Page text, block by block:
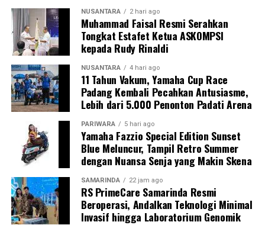
NUSANTARA 2 hari ago
Muhammad Faisal Resmi Serahkan
Tongkat Estafet Ketua ASKOMPSI
kepada Rudy Rinaldi
NUSANTARA 4 hari ago
11 Tahun Vakum, Yamaha Cup Race
Padang Kembali Pecahkan Antusiasme,
Lebih dari 5.000 Penonton Padati Arena
PARIWARA 5 hari ago
Yamaha Fazzio Special Edition Sunset
Blue Meluncur, Tampil Retro Summer
dengan Nuansa Senja yang Makin Skena
SAMARINDA 22 jam ago
RS PrimeCare Samarinda Resmi
Beroperasi, Andalkan Teknologi Minimal
Invasif hingga Laboratorium Genomik